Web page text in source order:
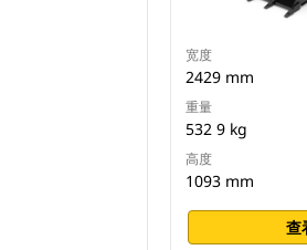
宽度
2429 mm
重量
532 9 kg
高度
1093 mm
查